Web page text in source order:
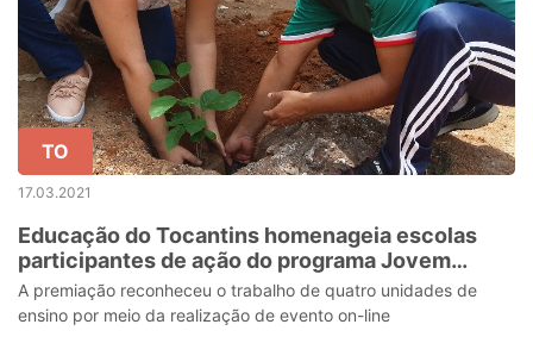
TO
17.03.2021
Educação do Tocantins homenageia escolas
participantes de ação do programa Jovem
Senador 2020
A premiação reconheceu o trabalho de quatro unidades de
ensino por meio da realização de evento on-line